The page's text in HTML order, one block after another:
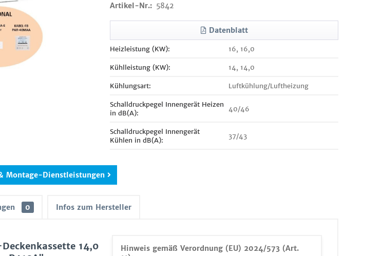
Artikel-Nr.: 5842
Datenblatt
Heizleistung (KW): 16, 16,0
Kühlleistung (KW): 14, 14,0
Kühlungsart: Luftkühlung/Luftheizung
Schalldruckpegel Innengerät Heizen
in dB(A):
40/46
Schalldruckpegel Innengerät
Kühlen in dB(A):
37/43
Montage-Dienstleistungen
0 Infos zum Hersteller
Hinweis gemäß Verordnung (EU) 2024/573 (Art.
14,0